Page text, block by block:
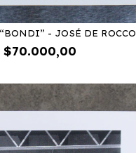
- JOSÉ DE ROCCO
$70.000,00